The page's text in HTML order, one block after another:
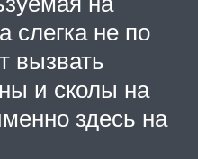
слегка не по
вызвать
и сколы на
здесь на